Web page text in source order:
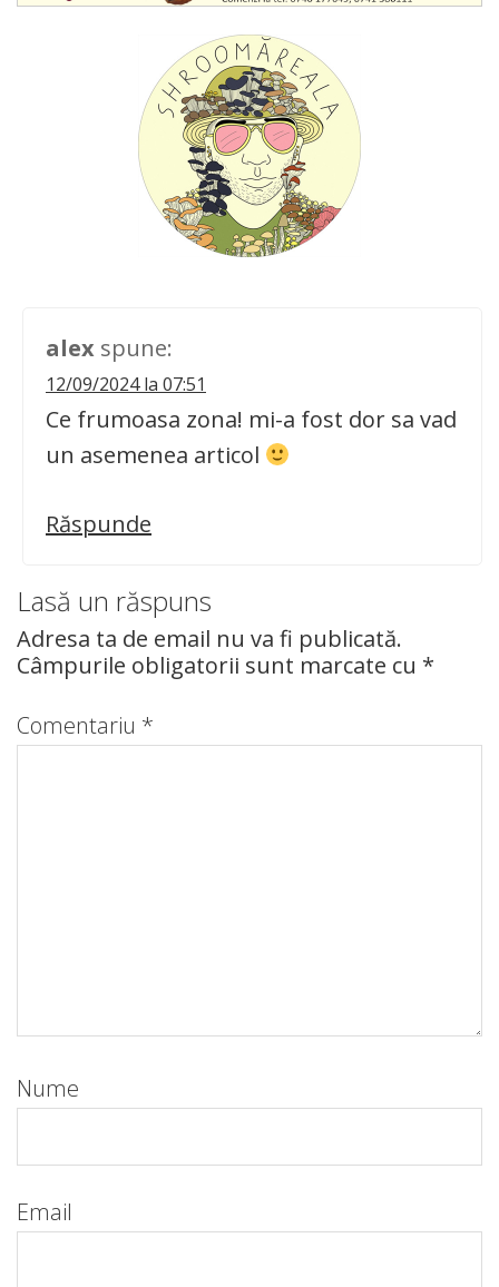
alex spune:
12/09/2024 la 07:51
Ce frumoasa zona! mi-a fost dor sa vad
un asemenea articol
Răspunde
Lasă un răspuns
Adresa ta de email nu va fi publicată.
Câmpurile obligatorii sunt marcate cu *
Comentariu *
Nume
Email